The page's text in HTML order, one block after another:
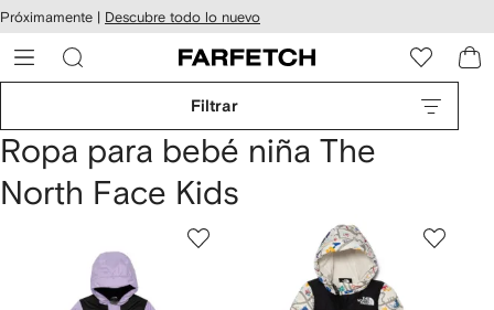
al
Próximamente | Descubre todo lo nuevo
Filtrar
Ropa para bebé niña The
North Face Kids